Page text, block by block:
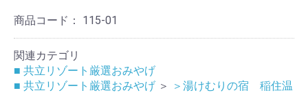
商品コード： 115-01
関連カテゴリ
■ 共立リゾート厳選おみやげ
■ 共立リゾート厳選おみやげ ＞
＞湯けむりの宿 稲住温